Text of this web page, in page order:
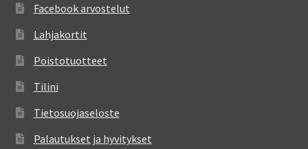
Facebook arvostelut
Lahjakortit
Poistotuotteet
Tilini
Tietosuojaseloste
Palautukset ja hyvitykset